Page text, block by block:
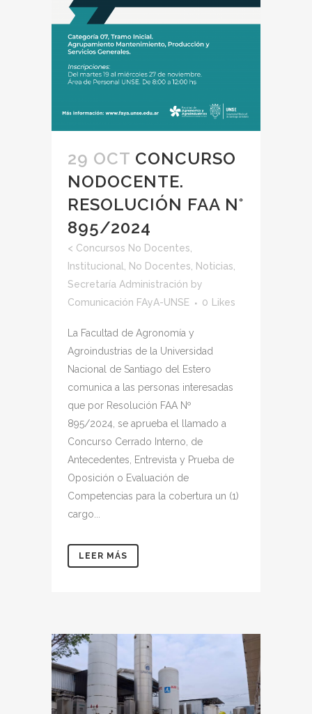
29 OCT CONCURSO
NODOCENTE.
RESOLUCIÓN FAA N°
895/2024
< Concursos No Docentes
Institucional
No Docentes Noticias
Secretaría Administración by
Comunicación FAyA-UNSE
0 Likes
La Facultad de Agronomía y
Agroindustrias de la Universidad
Nacional de Santiago del Estero
comunica a las personas interesadas
que por Resolución FAA Nº
895/2024, se aprueba el llamado a
Concurso Cerrado Interno, de
Antecedentes, Entrevista y Prueba de
Oposición o Evaluación de
Competencias para la cobertura un (1)
cargo...
LEER MÁS